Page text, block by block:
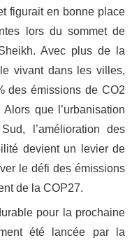
figurait en bonne place
lors du sommet de
Avec plus de la
vivant dans les villes,
des émissions de CO2
que l’urbanisation
l’amélioration des
devient un levier de
le défi des émissions
de la COP27.
pour la prochaine
été lancée par la